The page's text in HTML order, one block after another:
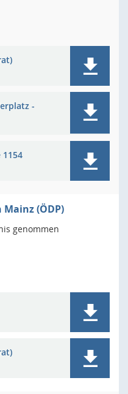
-
(ÖDP)
genommen